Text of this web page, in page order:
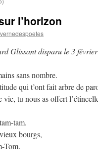
l’horizon
Glissant disparu le 3
sans nombre.
qui t’ont fait arbre de
tu nous as offert
tam.
bourgs,
Tom.